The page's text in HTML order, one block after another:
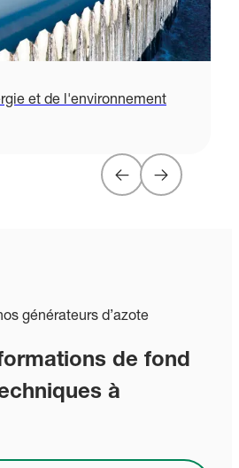
et de l'environnement
générateurs d’azote
de fond
à